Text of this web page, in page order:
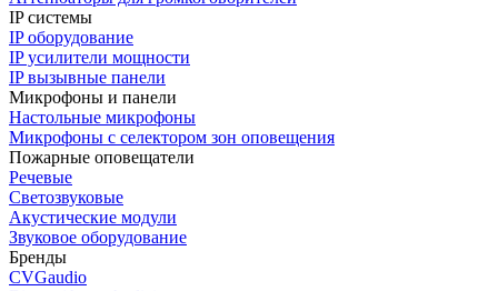
IP системы
IP оборудование
IP усилители мощности
IP вызывные панели
Микрофоны и панели
Настольные микрофоны
Микрофоны с селектором зон оповещения
Пожарные оповещатели
Речевые
Светозвуковые
Акустические модули
Звуковое оборудование
Бренды
CVGaudio